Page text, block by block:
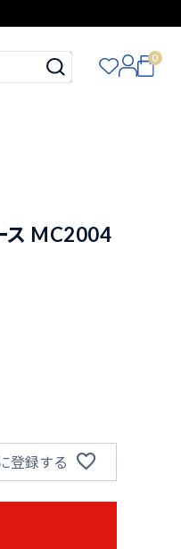
0
ス MC2004
登録する